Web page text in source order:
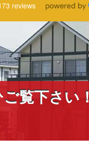
reviews
覧下さい！